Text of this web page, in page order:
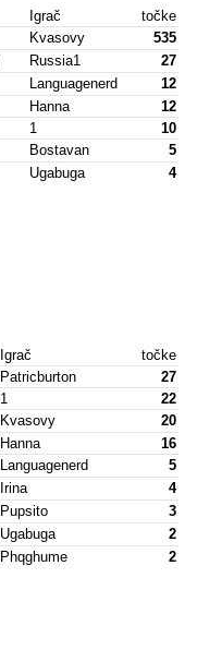
Igrač
točke
Kvasovy
535
Russia1
27
Languagenerd
12
Hanna
12
1
10
Bostavan
5
Ugabuga 4
Igrač
točke
Patricburton
27
1
22
Kvasovy
20
Hanna
16
Languagenerd
5
Irina
4
Pupsito
3
Ugabuga
2
Phqghume 2